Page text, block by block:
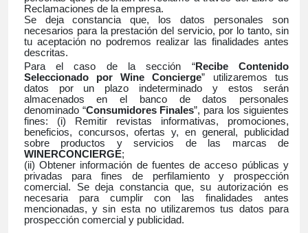
Reclamaciones de la empresa.
Se deja constancia que, los datos personales son
necesarios para la prestación del servicio, por lo tanto, sin
tu aceptación no podremos realizar las finalidades antes
descritas.
Para el caso de la sección “Recibe Contenido
Seleccionado por Wine Concierge” utilizaremos tus
datos por un plazo indeterminado y estos serán
almacenados en el banco de datos personales
denominado “Consumidores Finales”, para los siguientes
fines: (i) Remitir revistas informativas, promociones,
beneficios, concursos, ofertas y, en general, publicidad
sobre productos y servicios de las marcas de
WINERCONCIERGE;
(ii) Obtener información de fuentes de acceso públicas y
privadas para fines de perfilamiento y prospección
comercial. Se deja constancia que, su autorización es
necesaria para cumplir con las finalidades antes
mencionadas, y sin esta no utilizaremos tus datos para
prospección comercial y publicidad.